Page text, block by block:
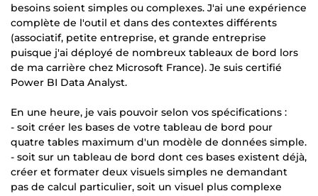
besoins soient simples ou complexes. J'ai une expérience
complète de l'outil et dans des contextes différents
(associatif, petite entreprise, et grande entreprise
puisque j'ai déployé de nombreux tableaux de bord lors
de ma carrière chez Microsoft France). Je suis certifié
Power BI Data Analyst.
En une heure, je vais pouvoir selon vos spécifications :
- soit créer les bases de votre tableau de bord pour
quatre tables maximum d'un modèle de données simple.
- soit sur un tableau de bord dont ces bases existent déjà,
créer et formater deux visuels simples ne demandant
pas de calcul particulier, soit un visuel plus complexe